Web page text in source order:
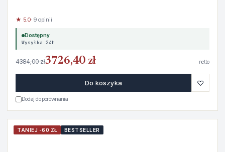
★ 5.0· 9 opinii
Dostępny
Wysyłka 24h
4384,00 zł3726,40 zł netto
Do koszyka ♡
Dodaj do porównania
TANIEJ -60 ZŁ BESTSELLER